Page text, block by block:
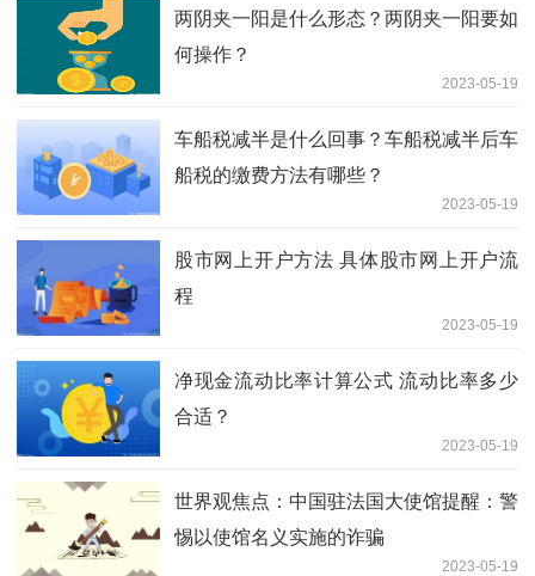
两阴夹一阳是什么形态？两阴夹一阳要如
何操作？
2023-05-19
车船税减半是什么回事？车船税减半后车
船税的缴费方法有哪些？
2023-05-19
股市网上开户方法 具体股市网上开户流
程
2023-05-19
净现金流动比率计算公式 流动比率多少
合适？
2023-05-19
世界观焦点：中国驻法国大使馆提醒：警
惕以使馆名义实施的诈骗
2023-05-19